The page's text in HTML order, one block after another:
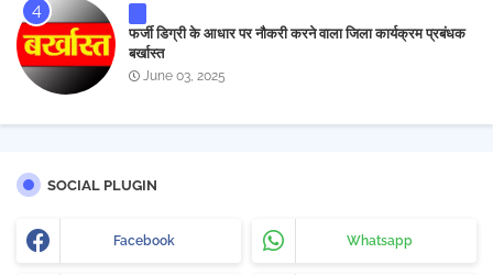
फर्जी डिग्री के आधार पर नौकरी करने वाला जिला कार्यक्रम प्रबंधक
बर्खास्त
June 03, 2025
SOCIAL PLUGIN
Facebook Whatsapp